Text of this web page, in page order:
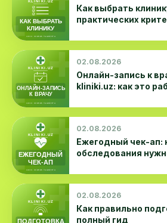
Как выбрать
практических
02.08.2026
Онлайн-запись к
kliniki.uz: как это
02.08.2026
Ежегодный чек-ап:
обследования
02.08.2026
Как правильно
полный гид